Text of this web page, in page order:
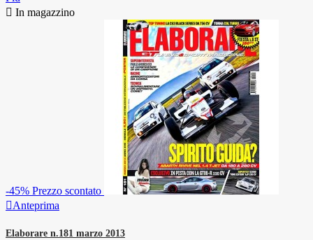
 In magazzino
-45% Prezzo scontato
Anteprima
Elaborare n.181 marzo 2013